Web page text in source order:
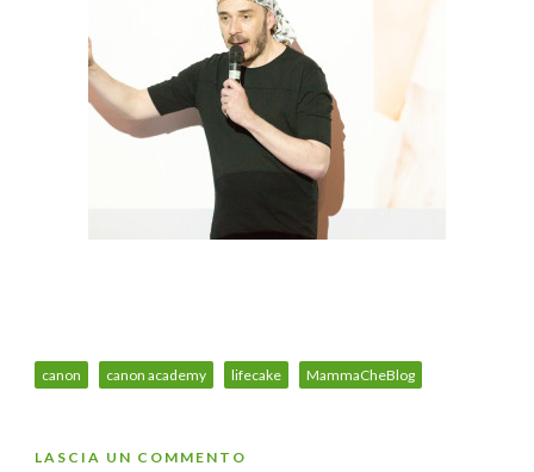
canon canon academy lifecake MammaCheBlog
LASCIA UN COMMENTO